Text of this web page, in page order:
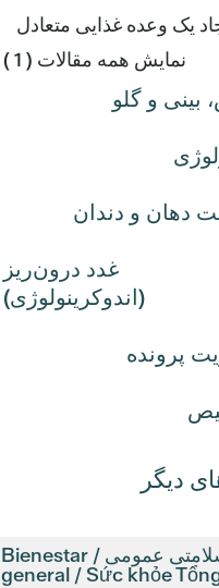
یک وعده غذایی متعادل
نمایش همه مقالات ( 1 )
بینی و گلو
دهان و دندان
غدد درون‌ریز
(اندوکرینولوژی)
پرونده
دیگر
سلامتی عمومی / Bienestar
general / Sức khỏe